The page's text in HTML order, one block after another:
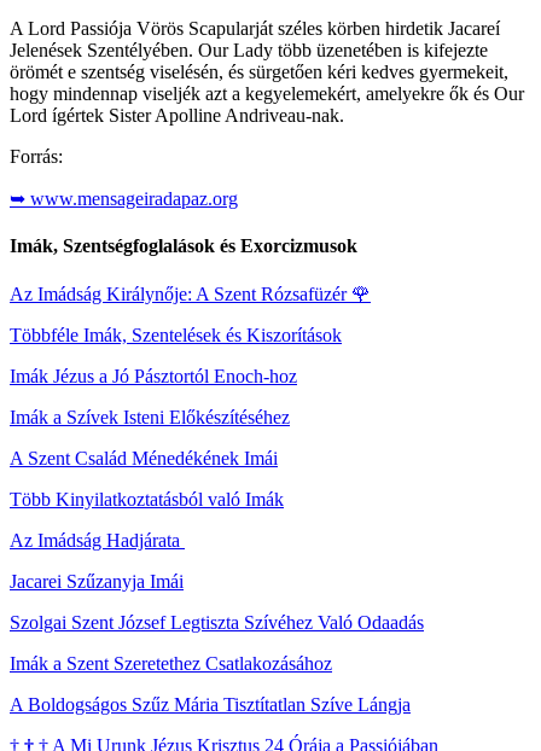
A Lord Passiója Vörös Scapularját széles körben hirdetik Jacareí
Jelenések Szentélyében. Our Lady több üzenetében is kifejezte
örömét e szentség viselésén, és sürgetően kéri kedves gyermekeit,
hogy mindennap viseljék azt a kegyelemekért, amelyekre ők és Our
Lord ígértek Sister Apolline Andriveau-nak.
Forrás:
➥ www.mensageiradapaz.org
Imák, Szentségfoglalások és Exorcizmusok
Az Imádság Királynője: A Szent Rózsafüzér 🌹
Többféle Imák, Szentelések és Kiszorítások
Imák Jézus a Jó Pásztortól Enoch-hoz
Imák a Szívek Isteni Előkészítéséhez
A Szent Család Ménedékének Imái
Több Kinyilatkoztatásból való Imák
Az Imádság Hadjárata
Jacarei Szűzanyja Imái
Szolgai Szent József Legtiszta Szívéhez Való Odaadás
Imák a Szent Szeretethez Csatlakozásához
A Boldogságos Szűz Mária Tisztítatlan Szíve Lángja
† † † A Mi Urunk Jézus Krisztus 24 Órája a Passiójában